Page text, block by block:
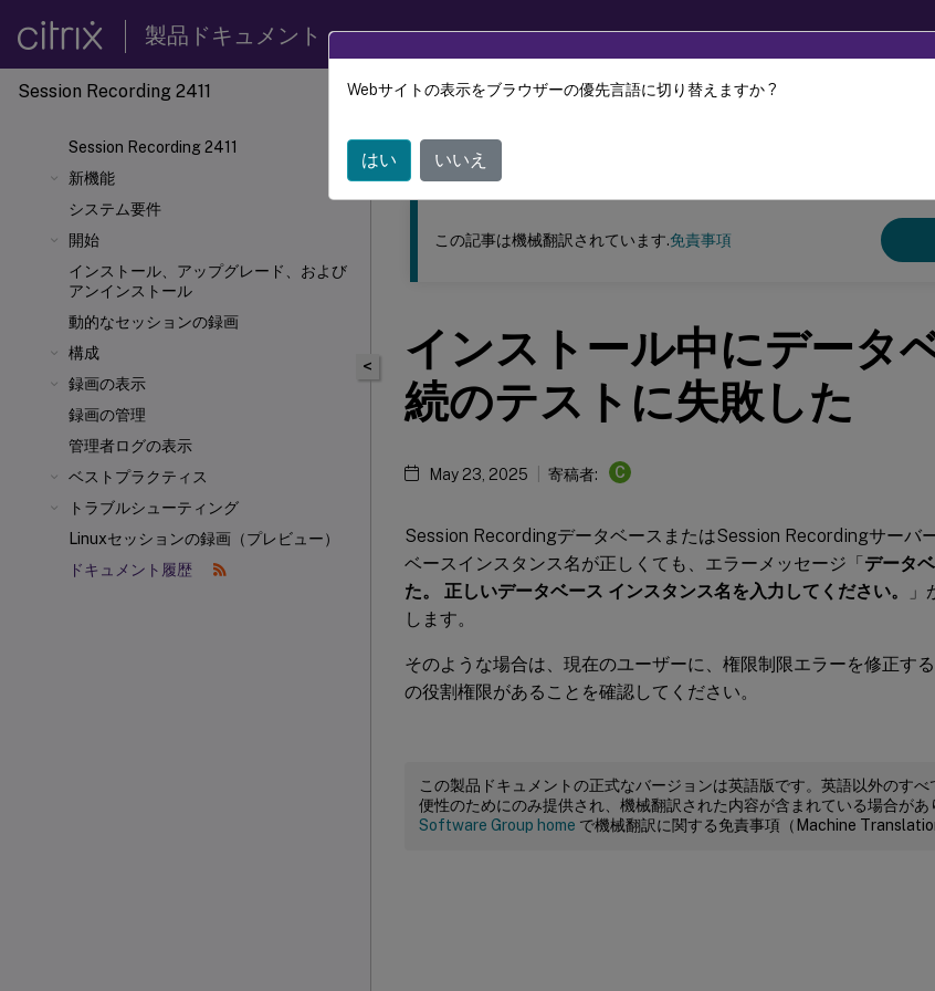
製品ドキュメント
Session Recording 2411
Session Recording 2411
新機能
システム要件
開始
インストール、アップグレード、および
アンインストール
動的なセッションの録画
構成
録画の表示
録画の管理
管理者ログの表示
ベストプラクティス
トラブルシューティング
Linuxセッションの録画（プレビュー）
ドキュメント履歴
このコンテンツは動的に機械翻訳されています。
Session Recording
<
この記事は機械翻訳されています.免責事項
インストール中にデータ
続のテストに失敗した
May 23, 2025 寄稿者: C
Session RecordingデータベースまたはSession Recordingサーバ
ベースインスタンス名が正しくても、エラーメッセージ「データ
た。 正しいデータベース インスタンス名を入力してください。
します。
そのような場合は、現在のユーザーに、権限制限エラーを修正す
の役割権限があることを確認してください。
この製品ドキュメントの正式なバージョンは英語版です。英語以外のす
便性のためにのみ提供され、機械翻訳された内容が含まれている場合があ
Software Group home で機械翻訳に関する免責事項（Machine
Webサイトの表示をブラウザーの優先言語に切り替えますか ?
はい いいえ